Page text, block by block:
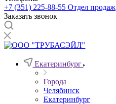
+7 (351) 225-88-55 Отдел продаж
Заказать звонок
Екатеринбург
Города
Челябинск
Екатеринбург